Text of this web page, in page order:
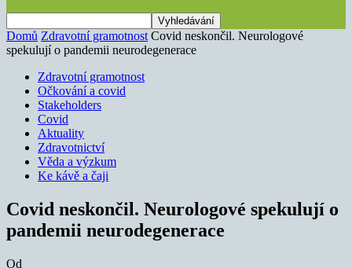
Domů Zdravotní gramotnost Covid neskončil. Neurologové
spekulují o pandemii neurodegenerace
Zdravotní gramotnost
Očkování a covid
Stakeholders
Covid
Aktuality
Zdravotnictví
Věda a výzkum
Ke kávě a čaji
Covid neskončil. Neurologové spekulují o
pandemii neurodegenerace
Od